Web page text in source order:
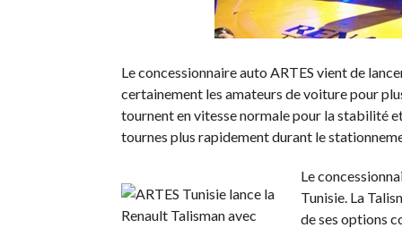
Le concessionnaire auto ARTES vient de
certainement les amateurs de voiture pour
tournent en vitesse normale pour la stabilité
tournes plus rapidement durant le
Le
Tunisie. La
de ses options